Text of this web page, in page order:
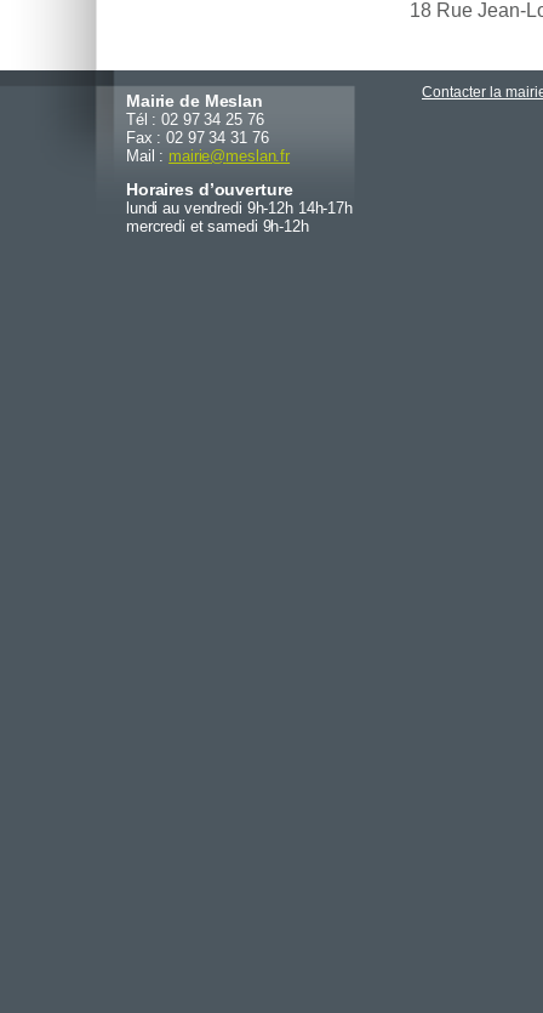
18 Rue Jean-
Mairie de Meslan
Tél : 02 97 34 25 76
Fax : 02 97 34 31 76
Mail : mairie@meslan.fr
Horaires d’ouverture
lundi au vendredi 9h-12h 14h-17h
mercredi et samedi 9h-12h
Contacter la